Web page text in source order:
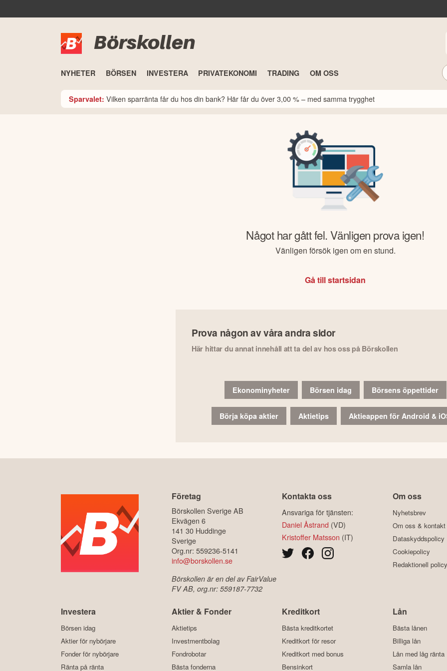
Börskollen
NYHETER BÖRSEN INVESTERA PRIVATEKONOMI TRADING OM OSS
Sparvalet: Vilken sparränta får du hos din bank? Här får du över 3,00 % – med samma trygghet
Något har gått fel. Vänligen prova igen!
Vänligen försök igen om en stund.
Gå till startsidan
Prova någon av våra andra sidor
Här hittar du annat innehåll att ta del av hos oss på Börskollen
Ekonominyheter Börsen idag Börsens öppettider
Börja köpa aktier Aktietips Aktieappen för Android &
Företag
Börskollen Sverige AB
Ekvägen 6
141 30 Huddinge
Sverige
Org.nr: 559236-5141
info@borskollen.se
Börskollen är en del av FairValue
FV AB, org.nr: 559187-7732
Kontakta oss
Ansvariga för tjänsten:
Daniel Åstrand (VD)
Kristoffer Matsson (IT)
Om oss
Nyhetsbrev
Om oss & kontakt
Dataskyddspolicy
Cookiepolicy
Redaktionell policy
Investera
Börsen idag
Aktier för nybörjare
Fonder för nybörjare
Ränta på ränta
Aktier & Fonder
Aktietips
Investmentbolag
Fondrobotar
Bästa fonderna
Kreditkort
Bästa kreditkortet
Kreditkort för resor
Kreditkort med bonus
Bensinkort
Lån
Bästa lånen
Billiga lån
Lån med låg ränta
Samla lån